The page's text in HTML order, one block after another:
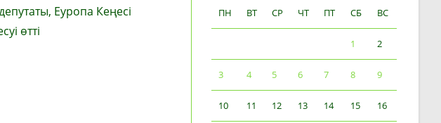
Еуропа Кеңесі
өтті
ПН
ВТ СР ЧТ ПТ СБ ВС
1 2
3 4 5 6 7 8 9
10 11 12 13 14 15 16